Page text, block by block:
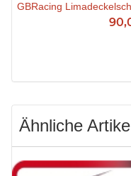
GBRacing
Ähnliche